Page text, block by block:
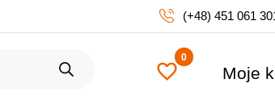
(+48) 451 061
Moje